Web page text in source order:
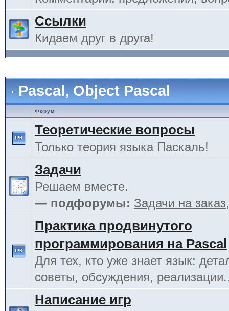
Ссылки
Кидаем друг в друга!
Pascal, Object Pascal
Форум
Теоретические вопросы
Только теория языка Паскаль!
Задачи
Решаем вместе.
— подфорумы: Задачи на заказ
Практика продвинутого
программирования на Pascal
Для тех, кто уже знает язык:
советы, обсуждения,
Написание игр